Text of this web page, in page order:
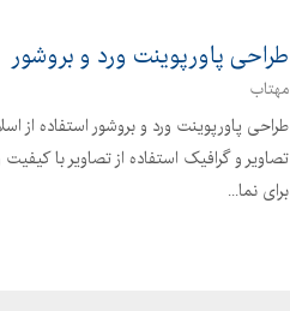
طراحی پاورپوینت ورد و بروشور
مهتاب
طراحی پاورپوینت ورد و بروشور استفاده از
تصاویر و گرافیک استفاده از تصاویر با
برای نما...